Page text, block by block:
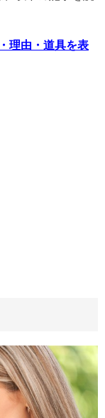
理由・道具を表